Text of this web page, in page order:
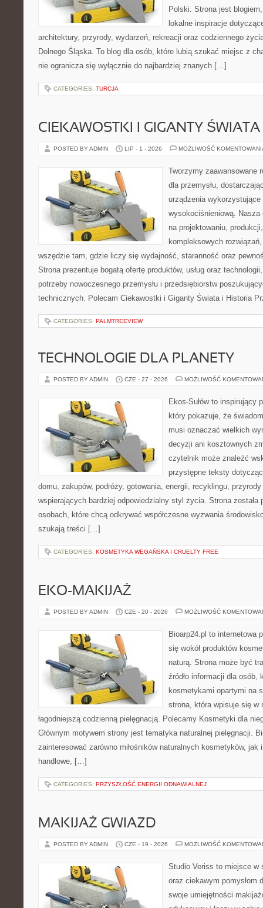
Polski. Strona jest
lokalne inspiracje
architektury, przyrody, wydarzeń, rekreacji oraz codziennego
Dolnego Śląska. To blog dla osób, które lubią szukać miejsc z
nie ogranicza się wyłącznie do najbardziej znanych […]
CATEGORIES: TURCJA
CIEKAWOSTKI I GIGANTY ŚWIATA
POSTED BY ADMIN LIP - 1 - 2026 MOŻLIWOŚĆ
Tworzymy zaawansowane
dla przemysłu,
urządzenia wykorzystujące
wysokociśnieniową. Nasza
na projektowaniu,
kompleksowych
wszędzie tam, gdzie liczy się wydajność, staranność oraz
Strona prezentuje bogatą ofertę produktów, usług oraz
potrzeby nowoczesnego przemysłu i przedsiębiorstw
technicznych. Polecam Ciekawostki i Giganty Świata i Historia
CATEGORIES: PALMTREEVIEW
TECHNOLOGIE DLA PLANETY
POSTED BY ADMIN CZE - 27 - 2026 MOŻLIWOŚĆ
Ekos-Sułów to inspirujący
który pokazuje, że
musi oznaczać wielkich
decyzji ani kosztownych
czytelnik może znaleźć
przystępne teksty
domu, zakupów, podróży, gotowania, energii, recyklingu,
wspierających bardziej odpowiedzialny styl życia. Strona została
osobach, które chcą odkrywać współczesne wyzwania
szukają treści […]
CATEGORIES: KOSMETYKA WEGAŃSKA I CRUELTY FREE
EKO-MAKIJAŻ
POSTED BY ADMIN CZE - 20 - 2026 MOŻLIWOŚĆ
Bioarp24.pl to internetowa
się wokół produktów
naturą. Strona może być
źródło informacji dla osób,
kosmetykami opartymi na
strona, która wpisuje się w
łagodniejszą codzienną pielęgnacją. Polecamy Kosmetyki dla
Głównym motywem strony jest tematyka naturalnej pielęgnacji.
zainteresować zarówno miłośników naturalnych kosmetyków, jak
handlowe, […]
CATEGORIES: PRZYSZŁOŚĆ ENERGII ODNAWIALNEJ
MAKIJAŻ GWIAZD
POSTED BY ADMIN CZE - 19 - 2026 MOŻLIWOŚĆ
Studio Veriss to miejsce w
oraz ciekawym pomysłom
swoje umiejętności